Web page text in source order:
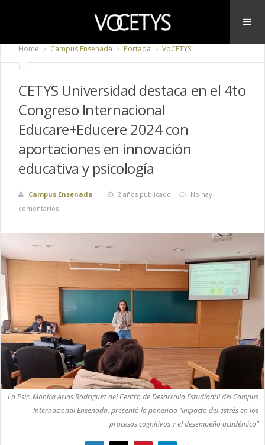
Home Campus Ensenada Portada VoCETYS
CETYS Universidad destaca en el 4to
Congreso Internacional
Educare+Educere 2024 con
aportaciones en innovación
educativa y psicología
Campus Ensenada 2 años publicado
No hay
comentarios
La Psic. Mónica Arias Rodríguez del Centro de Desarrollo Estudiantil del Campus
Internacional Ensenada, presentó la ponencia “Impacto del estrés en los
procesos cognitivos y el desempeño académico”